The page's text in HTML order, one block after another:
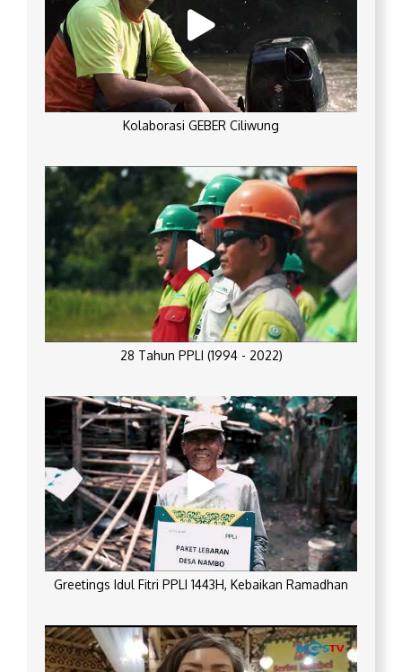
Kolaborasi GEBER Ciliwung
28 Tahun PPLI (1994 - 2022)
Greetings Idul Fitri PPLI 1443H, Kebaikan Ramadhan